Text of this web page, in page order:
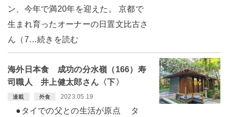
ン、今年で満20年を迎えた。 京都で
生まれ育ったオーナーの日置文比古さ
ん（7…続きを読む
海外日本食 成功の分水嶺（166）寿
司職人 井上健太郎さん〈下〉
連載 外食 2023.05.19
●タイでの父との生活が原点 タ